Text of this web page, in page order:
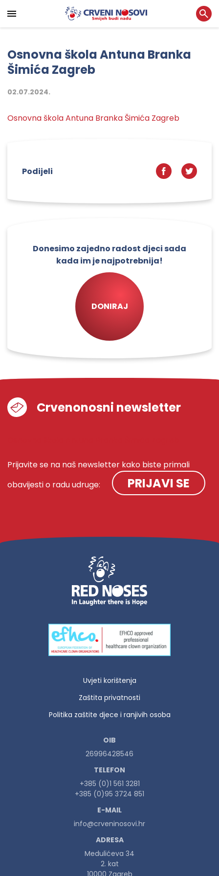
Osnovna škola Antuna Branka
Šimića Zagreb
02.07.2024.
Osnovna škola Antuna Branka Šimića Zagreb
Podijeli
Donesimo zajedno radost djeci sada
kada im je najpotrebnija!
DONIRAJ
Crvenonosni newsletter
Prijavite se na naš newsletter kako biste primali
obavijesti o radu udruge:
PRIJAVI SE
Uvjeti korištenja
Zaštita privatnosti
Politika zaštite djece i ranjivih osoba
OIB
26996428546
TELEFON
+385 (0)1 561 3281
+385 (0)95 3724 851
E-MAIL
info@crveninosovi.hr
ADRESA
Medulićeva 34
2. kat